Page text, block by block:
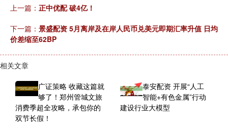
上一篇： 正中优配 破4亿！
下一篇： 景盛配资 5月离岸及在岸人民币兑美元即期汇率升值 日均
价差缩至62BP
相关文章
广证策略 收藏这篇就
够了！郑州管城文旅
消费季超全攻略，承包你的
双节长假！
泰安配资 开展“人工
智能+有色金属”行动
建设行业大模型